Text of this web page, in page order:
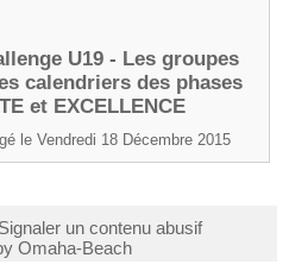
U19 - Les groupes
calendriers des phases
et EXCELLENCE
le Vendredi 18 Décembre 2015
Signaler un contenu abusif
Omaha-Beach